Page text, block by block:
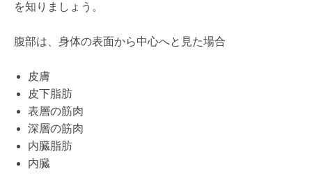
を知りましょう。
腹部は、身体の表面から中心へと見た場合
皮膚
皮下脂肪
表層の筋肉
深層の筋肉
内臓脂肪
内臓